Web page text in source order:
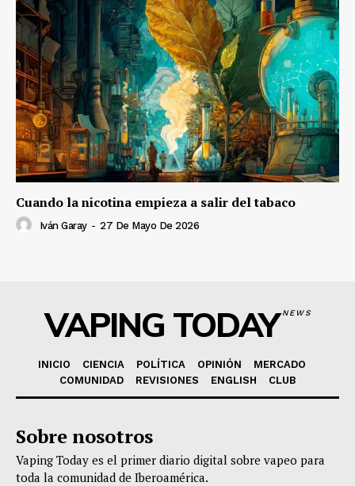
Cuando la nicotina empieza a salir del tabaco
Iván Garay - 27 De Mayo De 2026
VAPING TODAYNEWS
INICIO CIENCIA POLÍTICA OPINIÓN
MERCADO
COMUNIDAD
REVISIONES ENGLISH CLUB
Sobre nosotros
Vaping Today es el primer diario digital sobre vapeo para
toda la comunidad de Iberoamérica.